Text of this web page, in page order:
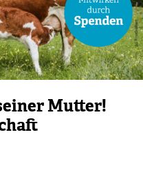
Mutter!